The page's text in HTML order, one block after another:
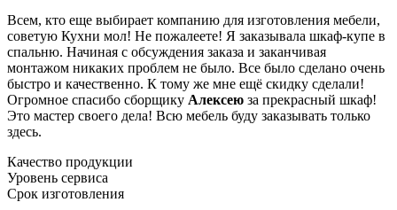
Всем, кто еще выбирает компанию для изготовления мебели,
советую Кухни мол! Не пожалеете! Я заказывала шкаф-купе в
спальню. Начиная с обсуждения заказа и заканчивая
монтажом никаких проблем не было. Все было сделано очень
быстро и качественно. К тому же мне ещё скидку сделали!
Огромное спасибо сборщику Алексею за прекрасный шкаф!
Это мастер своего дела! Всю мебель буду заказывать только
здесь.
Качество продукции
Уровень сервиса
Срок изготовления